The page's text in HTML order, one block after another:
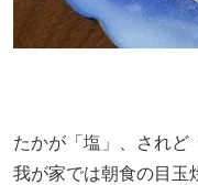
たかが「塩」、されど
我が家では朝食の目玉